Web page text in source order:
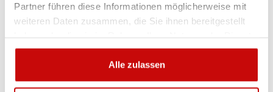
Partner führen diese Informationen möglicherweise mit
weiteren Daten zusammen, die Sie ihnen bereitgestellt
gesammelt haben.
Alle zulassen